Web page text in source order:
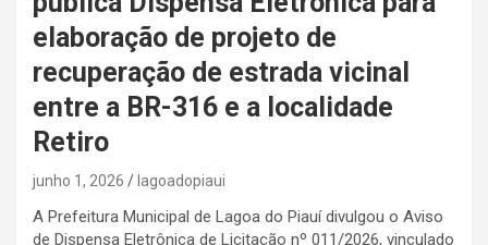
elaboração de projeto de
recuperação de estrada vicinal
entre a BR-316 e a localidade
Retiro
junho 1, 2026 lagoadopiaui
A Prefeitura Municipal de Lagoa do Piauí divulgou o Aviso
de Dispensa Eletrônica de Licitação nº 011/2026, vinculado